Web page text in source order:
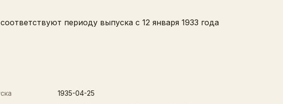
периоду выпуска с 12 января 1933 года
1935-04-25